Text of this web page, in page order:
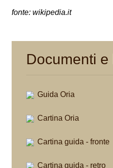
fonte: wikipedia.it
Documenti e
Guida Oria
Cartina Oria
Cartina guida - fronte
Cartina guida - retro